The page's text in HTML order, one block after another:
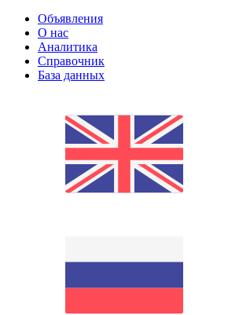
Объявления
О нас
Аналитика
Справочник
База данных